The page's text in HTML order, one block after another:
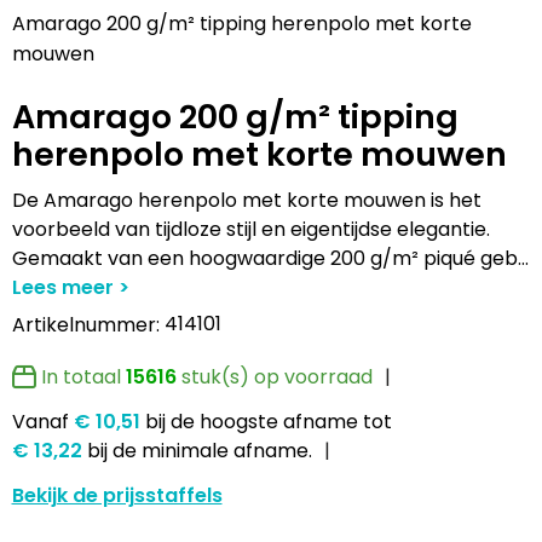
Lampen en Gereedschap
Persoonlijke verzorging
Reisbenodigdheden
Sleutelhangers en Lanyards
Snoepgoed
Spellen voor binnen en buiten
Sport
Draagtassen
Fietstassen
Golftassen
Heuptassen
Jute tassen
Katoenen draagtassen
Kledingtassen
Koeltassen en Koelboxen
Multifunctionele pennen
Kinderschrijfwaren
Pennen in unieke vormen
Gadgetpennen
Hemden bedrukken
Kledingaccessoires
Ondergoed, Sokken en Nachtkleding
Petten, Hoeden en Mutsen
Peuters en Baby's
Polo's bedrukken
Regenkleding
Schoenen
USB Stekkers
Selfie sticks
Powerbanks
Telefoonstandaards en accessoires
Computer- en Laptopaccessoires
Zonne energie opladers
Tabletstandaards en accessoires
Speakers en Speakeraccessoires
Pennen etui's
Portemonnees
Post, Pen en Geschenkverpakkingen
Stickers
Visitekaart- en Pashouders
Whiteboards en flipcharts
Hoteltextiel
Kledingaccessoires
Ondergoed en Sokken
Overalls
Overhemden
Polo's
Reflecterende polo's
Reflecterende vesten
Clique
James Harvest
Journalbooks
Mepal
Moleskine
Motorola
MyKit
Amarago 200 g/m² tipping herenpolo met korte
mouwen
Amarago 200 g/m² tipping
herenpolo met korte mouwen
De Amarago herenpolo met korte mouwen is het
voorbeeld van tijdloze stijl en eigentijdse elegantie.
Gemaakt van een hoogwaardige 200 g/m² piqué geb...
Artikelnummer: 414101
In totaal15616stuk(s) op voorraad
Vanaf € 10,51 bij de hoogste afnametot
€ 13,22 bij de minimale afname.
Bekijk de prijsstaffels